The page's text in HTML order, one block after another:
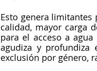
Esto genera limitantes
calidad, mayor carga
para el acceso a
agudiza y profundiza
exclusión por género,